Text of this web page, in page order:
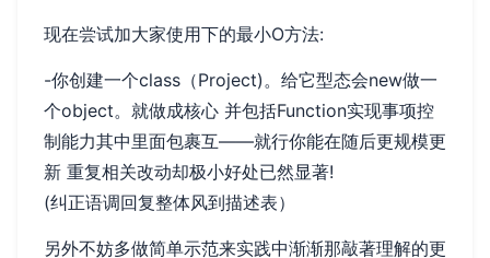
现在尝试加大家使用下的最小O方法:
-你创建一个class（Project)。给它型态会new做一
个object。就做成核心 并包括Function实现事项控
制能力其中里面包裹互——就行你能在随后更规模更
新 重复相关改动却极小好处已然显著!
(纠正语调回复整体风到描述表）
另外不妨多做简单示范来实践中渐渐那敲著理解的更